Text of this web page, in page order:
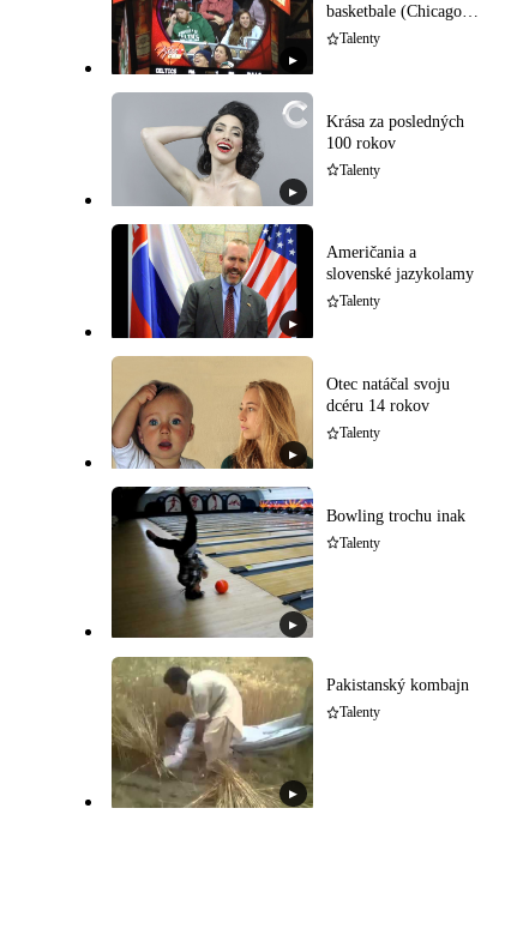
▶
basketbale (Chicago
Bulls)
Talenty
▶
Krása za posledných
100 rokov
Talenty
▶
Američania a
slovenské jazykolamy
Talenty
▶
Otec natáčal svoju
dcéru 14 rokov
Talenty
▶
Bowling trochu inak
Talenty
▶
Pakistanský kombajn
Talenty